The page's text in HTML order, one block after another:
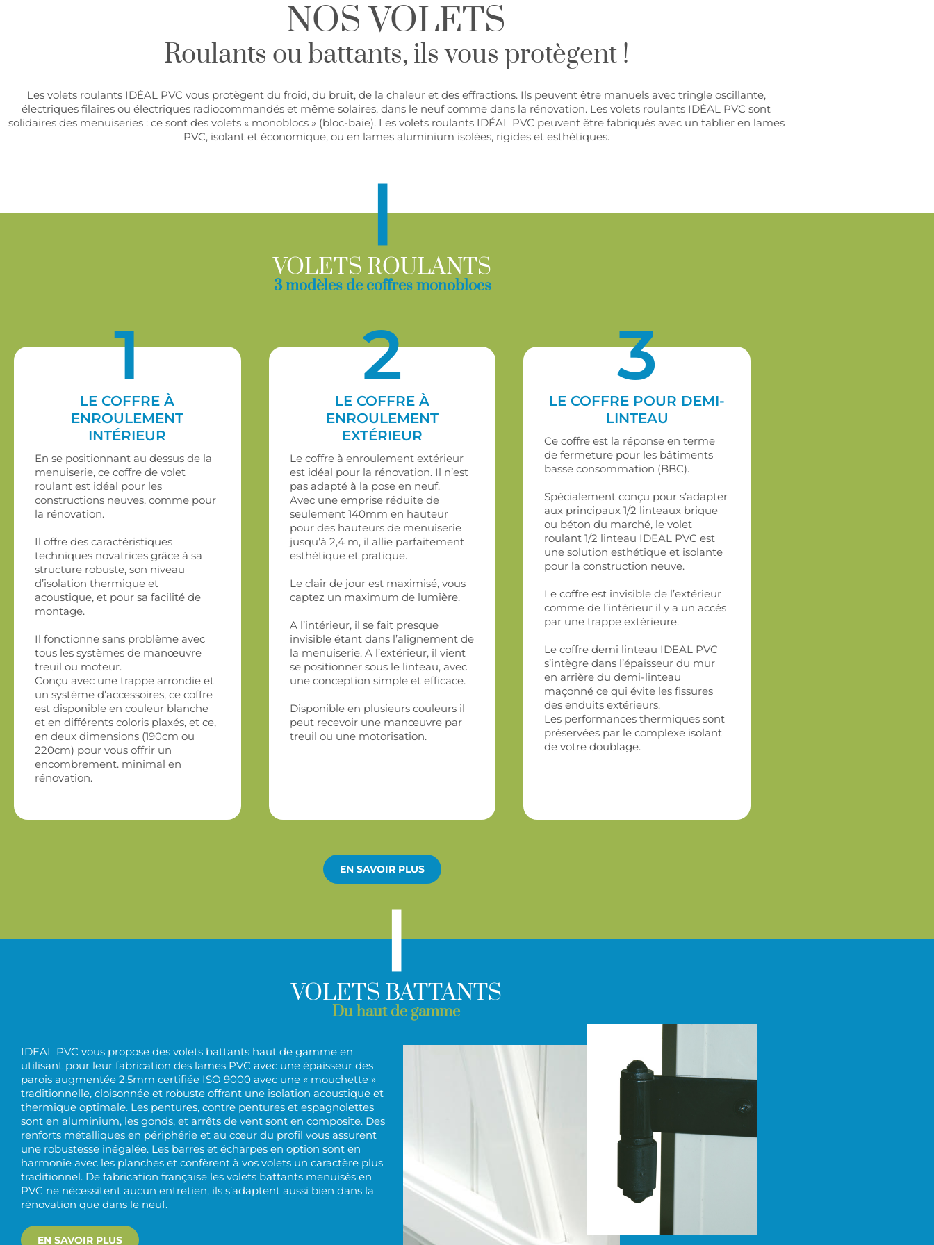
NOS VOLETS
Roulants ou battants, ils vous protègent !
Les volets roulants IDÉAL PVC vous protègent du froid, du bruit, de la chaleur et des effractions. Ils peuvent être manuels avec tringle oscillante,
électriques filaires ou électriques radiocommandés et même solaires, dans le neuf comme dans la rénovation. Les volets roulants IDÉAL PVC sont
solidaires des menuiseries : ce sont des volets « monoblocs » (bloc-baie). Les volets roulants IDÉAL PVC peuvent être fabriqués avec un tablier en lames
PVC, isolant et économique, ou en lames aluminium isolées, rigides et esthétiques.
|
VOLETS ROULANTS
3 modèles de coffres monoblocs
1
LE COFFRE À
ENROULEMENT
INTÉRIEUR
En se positionnant au dessus de la
menuiserie, ce coffre de volet
roulant est idéal pour les
constructions neuves, comme pour
la rénovation.
Il offre des caractéristiques
techniques novatrices grâce à sa
structure robuste, son niveau
d’isolation thermique et
acoustique, et pour sa facilité de
montage.
Il fonctionne sans problème avec
tous les systèmes de manœuvre
treuil ou moteur.
Conçu avec une trappe arrondie et
un système d’accessoires, ce coffre
est disponible en couleur blanche
et en différents coloris plaxés, et ce,
en deux dimensions (190cm ou
220cm) pour vous offrir un
encombrement. minimal en
rénovation.
2
LE COFFRE À
ENROULEMENT
EXTÉRIEUR
Le coffre à enroulement extérieur
est idéal pour la rénovation. Il n’est
pas adapté à la pose en neuf.
Avec une emprise réduite de
seulement 140mm en hauteur
pour des hauteurs de menuiserie
jusqu’à 2,4 m, il allie parfaitement
esthétique et pratique.
Le clair de jour est maximisé, vous
captez un maximum de lumière.
A l’intérieur, il se fait presque
invisible étant dans l’alignement de
la menuiserie. A l’extérieur, il vient
se positionner sous le linteau, avec
une conception simple et efficace.
Disponible en plusieurs couleurs il
peut recevoir une manœuvre par
treuil ou une motorisation.
3
LE COFFRE POUR DEMI-
LINTEAU
Ce coffre est la réponse en terme
de fermeture pour les bâtiments
basse consommation (BBC).
Spécialement conçu pour s’adapter
aux principaux 1/2 linteaux brique
ou béton du marché, le volet
roulant 1/2 linteau IDEAL PVC est
une solution esthétique et isolante
pour la construction neuve.
Le coffre est invisible de l’extérieur
comme de l’intérieur il y a un accès
par une trappe extérieure.
Le coffre demi linteau IDEAL PVC
s’intègre dans l’épaisseur du mur
en arrière du demi-linteau
maçonné ce qui évite les fissures
des enduits extérieurs.
Les performances thermiques sont
préservées par le complexe isolant
de votre doublage.
EN SAVOIR PLUS
|
VOLETS BATTANTS
Du haut de gamme
IDEAL PVC vous propose des volets battants haut de gamme en
utilisant pour leur fabrication des lames PVC avec une épaisseur des
parois augmentée 2.5mm certifiée ISO 9000 avec une « mouchette »
traditionnelle, cloisonnée et robuste offrant une isolation acoustique et
thermique optimale. Les pentures, contre pentures et espagnolettes
sont en aluminium, les gonds, et arrêts de vent sont en composite. Des
renforts métalliques en périphérie et au cœur du profil vous assurent
une robustesse inégalée. Les barres et écharpes en option sont en
harmonie avec les planches et confèrent à vos volets un caractère plus
traditionnel. De fabrication française les volets battants menuisés en
PVC ne nécessitent aucun entretien, ils s’adaptent aussi bien dans la
rénovation que dans le neuf.
EN SAVOIR PLUS